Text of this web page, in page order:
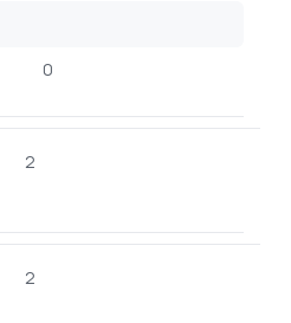
0
2
2